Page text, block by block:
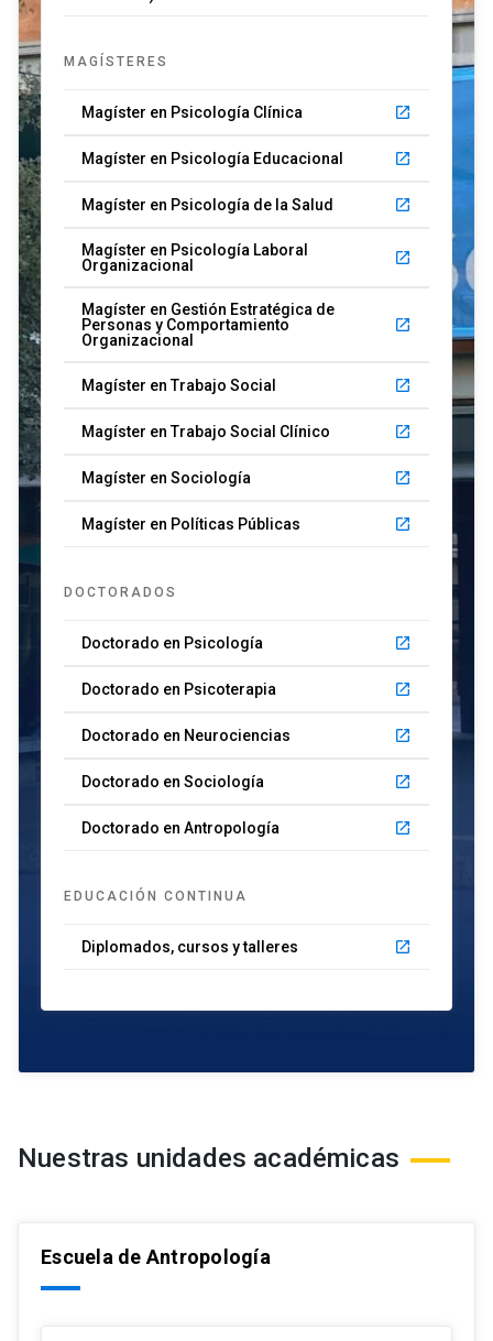
MAGÍSTERES
Magíster en Psicología Clínica launch
Magíster en Psicología Educacional launch
Magíster en Psicología de la Salud launch
Magíster en Psicología Laboral
Organizacional
launch
Magíster en Gestión Estratégica de
Personas y Comportamiento
Organizacional
launch
Magíster en Trabajo Social launch
Magíster en Trabajo Social Clínico launch
Magíster en Sociología launch
Magíster en Políticas Públicas launch
DOCTORADOS
Doctorado en Psicología launch
Doctorado en Psicoterapia launch
Doctorado en Neurociencias launch
Doctorado en Sociología launch
Doctorado en Antropología launch
EDUCACIÓN CONTINUA
Diplomados, cursos y talleres launch
Nuestras unidades académicas
Escuela de Antropología